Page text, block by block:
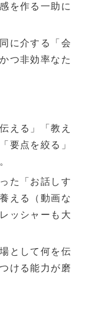
を作る一助に
に介する「会
つ非効率なた
える」「教え
要点を絞る」
た「お話しす
える（動画な
ッシャーも大
として何を伝
ける能力が磨